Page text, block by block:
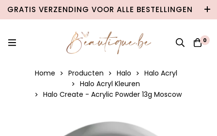
GRATIS VERZENDING VOOR ALLE BESTELLINGEN
VANAF €100 IN BELGIË & €120 NAAR
0
Home Producten Halo
Halo Acryl
Halo Acryl Kleuren
Halo Create - Acrylic Powder 13g Moscow